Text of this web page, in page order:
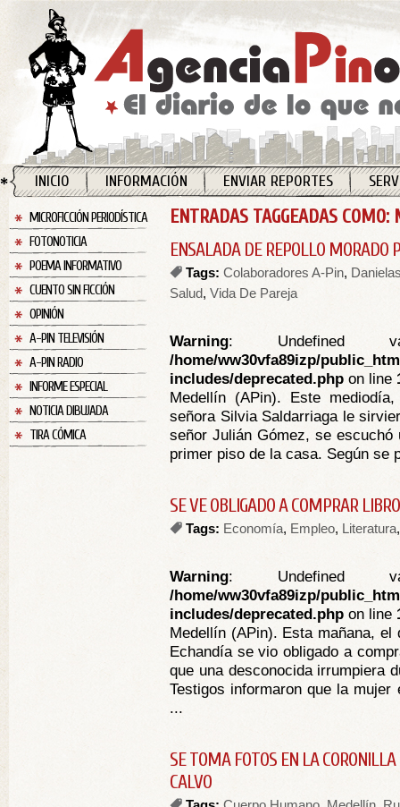
INICIO INFORMACIÓN ENVIAR REPORTES
MICROFICCIÓN PERIODÍSTICA
FOTONOTICIA
POEMA INFORMATIVO
CUENTO SIN FICCIÓN
OPINIÓN
A-PIN TELEVISIÓN
A-PIN RADIO
INFORME ESPECIAL
NOTICIA DIBUJADA
TIRA CÓMICA
ENTRADAS TAGGEADAS
ENSALADA DE REPOLLO MORADO
Tags: Colaboradores A-Pin,
Salud, Vida De Pareja
Warning: Undefined
/home/ww30vfa89izp/
includes/deprecated.php on line
Medellín (APin). Este
señora Silvia Saldarriaga le
señor Julián Gómez, se
primer piso de la casa. Según se
SE VE OBLIGADO A COMPRAR
Tags: Economía, Empleo, Literatura
Warning: Undefined
/home/ww30vfa89izp/
includes/deprecated.php on line
Medellín (APin). Esta mañana, el
Echandía se vio obligado a
que una desconocida irrumpiera
Testigos informaron que la
...
SE TOMA FOTOS EN LA
CALVO